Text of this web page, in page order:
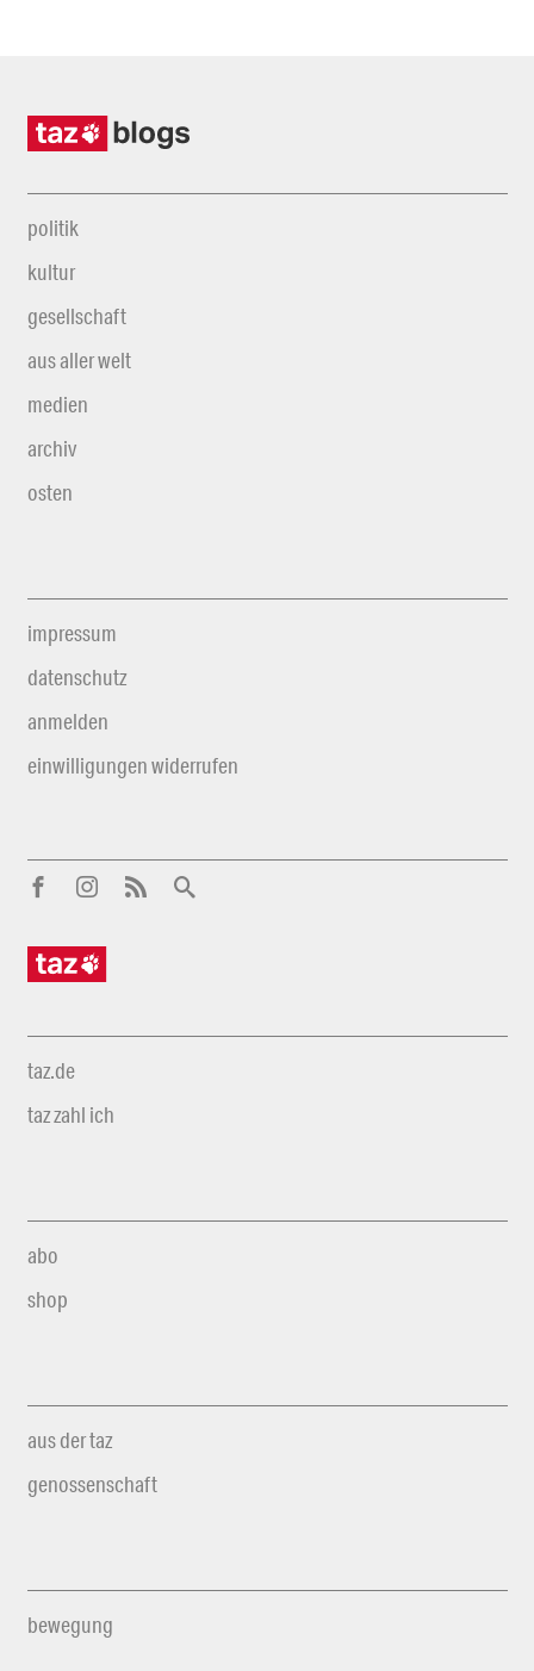
politik
kultur
gesellschaft
aus aller welt
medien
archiv
osten
impressum
datenschutz
anmelden
einwilligungen widerrufen
taz.de
taz zahl ich
abo
shop
aus der taz
genossenschaft
bewegung